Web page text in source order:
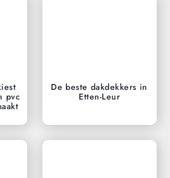
pvc
De beste dakdekkers in
Etten-Leur